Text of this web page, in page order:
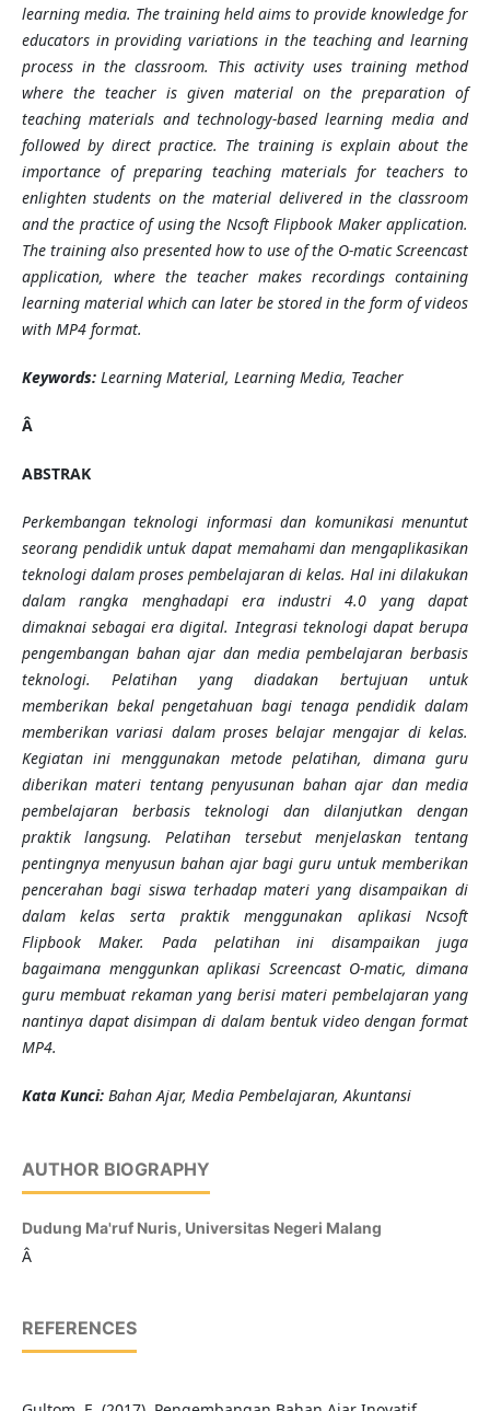
learning media. The training held aims to provide knowledge for
educators in providing variations in the teaching and learning
process in the classroom. This activity uses trainingmethod
where the teacher is given material on the preparation of
teachingmaterials and technology-based learning media and
followed by direct practice. The training is explain about the
importance of preparing teaching materials for teachers to
enlighten students on the material delivered in the classroom
and the practice of using the Ncsoft Flipbook Maker application.
The training also presentedhow to use of the O-matic Screencast
application, where the teacher makes recordings containing
learning material which can later be stored in the form of videos
with MP4 format.
Keywords:Learning Material, Learning Media, Teacher
Â
ABSTRAK
Perkembangan teknologi informasi dan komunikasi menuntut
seorang pendidik untuk dapat memahami dan mengaplikasikan
teknologi dalam proses pembelajaran di kelas. Hal ini dilakukan
dalam rangka menghadapi era industri 4.0 yang dapat
dimaknai sebagai era digital. Integrasi teknologi dapat berupa
pengembangan bahan ajar dan media pembelajaran berbasis
teknologi.
Pelatihan yang diadakan bertujuan untuk
memberikan bekal pengetahuan bagi tenaga pendidik dalam
memberikan variasi dalam proses belajar mengajar di kelas.
Kegiatan ini menggunakan metode pelatihan, dimana guru
diberikan materi tentang penyusunan bahan ajar dan media
pembelajaran berbasis teknologi dan dilanjutkan dengan
praktik langsung. Pelatihan tersebut menjelaskan tentang
pentingnya menyusun bahan ajar bagi guru untuk memberikan
pencerahan bagi siswa terhadap materi yang disampaikan di
dalam kelas serta praktik menggunakan aplikasi Ncsoft
Flipbook Maker. Pada pelatihan ini disampaikan juga
bagaimana menggunkan aplikasi Screencast O-matic, dimana
guru membuat rekaman yang berisi materi pembelajaran yang
nantinya dapat disimpan di dalam bentuk video dengan format
MP4.
Kata Kunci: Bahan Ajar, Media Pembelajaran, Akuntansi
AUTHOR BIOGRAPHY
Dudung Ma'ruf Nuris, Universitas Negeri Malang
Â
REFERENCES